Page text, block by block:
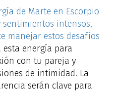
de Marte en Escorpio
sentimientos intensos,
manejar estos desafíos
esta energía para
con tu pareja y
de intimidad. La
serán clave para